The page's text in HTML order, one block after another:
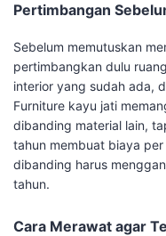
Pertimbangan
Sebelum memutuskan
pertimbangkan dulu
interior yang sudah ada,
Furniture kayu jati
dibanding material lain,
tahun membuat biaya
dibanding harus
tahun.
Cara Merawat agar